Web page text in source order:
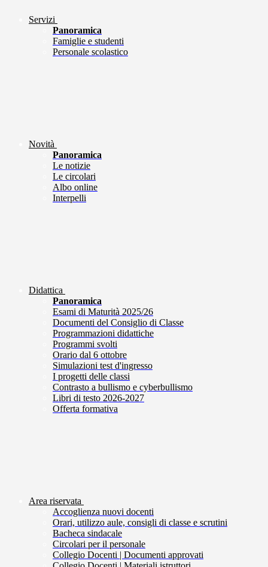
Servizi
Panoramica
Famiglie e studenti
Personale scolastico
Novità
Panoramica
Le notizie
Le circolari
Albo online
Interpelli
Didattica
Panoramica
Esami di Maturità 2025/26
Documenti del Consiglio di Classe
Programmazioni didattiche
Programmi svolti
Orario dal 6 ottobre
Simulazioni test d'ingresso
I progetti delle classi
Contrasto a bullismo e cyberbullismo
Libri di testo 2026-2027
Offerta formativa
Area riservata
Accoglienza nuovi docenti
Orari, utilizzo aule, consigli di classe e scrutini
Bacheca sindacale
Circolari per il personale
Collegio Docenti | Documenti approvati